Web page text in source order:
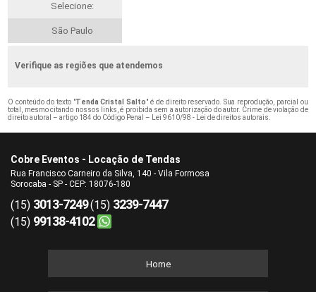
Selecione:
São Paulo
Verifique as regiões que atendemos
O conteúdo do texto "Tenda Cristal Salto" é de direito reservado. Sua reprodução, parcial ou
total, mesmo citando nossos links, é proibida sem a autorização do autor. Crime de violação de
direito autoral – artigo 184 do Código Penal – Lei 9610/98 - Lei de direitos autorais.
Cobre Eventos - Locação de Tendas
Rua Francisco Carneiro da Silva, 140 - Vila Formosa
Sorocaba - SP - CEP: 18076-180
(15) 3013-7249(15) 3239-7447
(15) 99138-4102
Home